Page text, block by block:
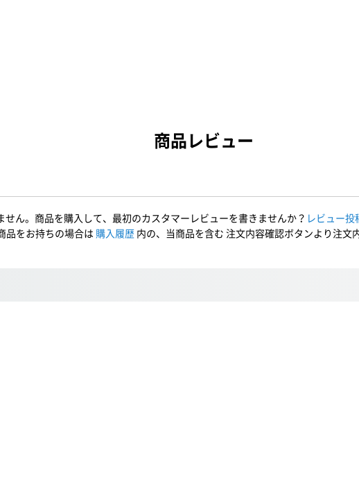
商品レビュー
ん。商品を購入して、最初のカスタマーレビューを書きませんか？ レビュー
品をお持ちの場合は 購入履歴 内の、当商品を含む 注文内容確認ボタンより注